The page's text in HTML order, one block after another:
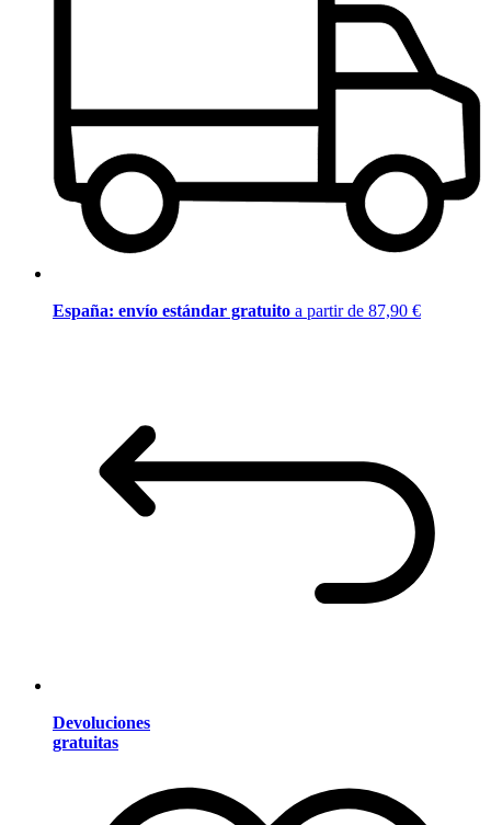
España: envío estándar gratuito a partir de 87,90 €
Devoluciones
gratuitas